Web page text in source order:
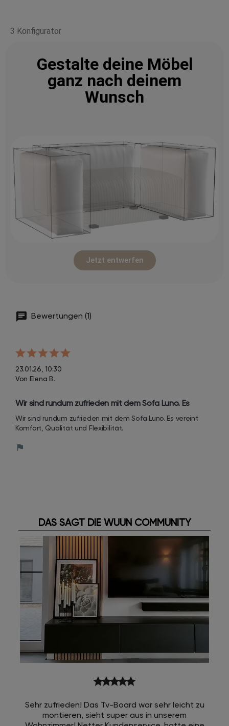
3 Konfigurator
Gestalte deine Möbel
ganz nach deinem
Wunsch
Jetzt entwerfen
Bewertungen (1)
23.01.26, 10:30
Von Elena B.
Wir sind rundum zufrieden mit dem Sofa Luno. Es
vereint Komfort, Qualität und Flexibilität.
Wir sind rundum zufrieden mit dem Sofa Luno. Es vereint
Komfort, Qualität und Flexibilität.
DAS SAGT DIE WUUN COMMUNITY
starstarstarstarstar
Sehr zufrieden! Das Tv-Board war sehr leicht zu
montieren, sieht super aus in unserem